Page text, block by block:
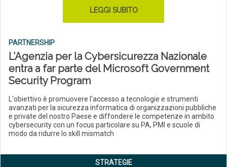
LEGGI SUBITO
PARTNERSHIP
L’Agenzia per la Cybersicurezza Nazionale
entra a far parte del Microsoft Government
Security Program
L'obiettivo è promuovere l’accesso a tecnologie e strumenti
avanzati per la sicurezza informatica di organizzazioni pubbliche
e private del nostro Paese e diffondere le competenze in ambito
cybersecurity con un focus particolare su PA, PMI e scuole di
modo da ridurre lo skill mismatch
STRATEGIE